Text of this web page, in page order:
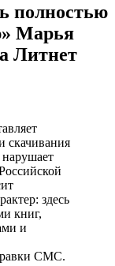
полностью
Марья
Литнет
скачивания
здесь
книг,
и
СМС.